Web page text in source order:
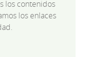
los contenidos
los enlaces